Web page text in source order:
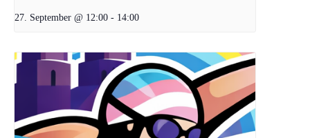
27. September @ 12:00 - 14:00